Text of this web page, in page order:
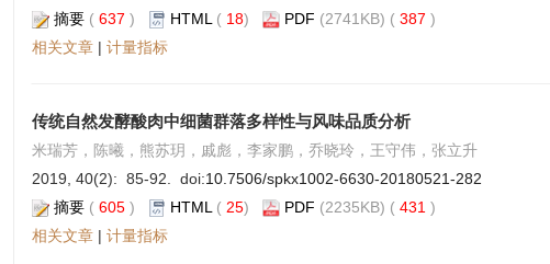
摘要 ( 637 ) HTML ( 18) PDF (2741KB) ( 387 )
相关文章 | 计量指标
传统自然发酵酸肉中细菌群落多样性与风味品质分析
米瑞芳，陈曦，熊苏玥，戚彪，李家鹏，乔晓玲，王守伟，张立升
2019, 40(2): 85-92. doi:10.7506/spkx1002-6630-20180521-282
摘要 ( 605 ) HTML ( 25) PDF (2235KB) ( 431 )
相关文章 | 计量指标